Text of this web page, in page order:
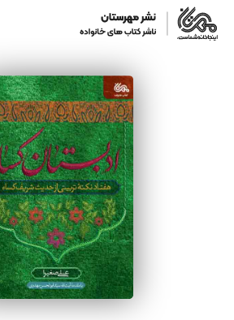
ورود/ عضویت
خانه
فروشگاه
نمایندگان فروش